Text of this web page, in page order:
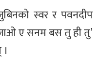
स्वर र पवनदीप
ए सनम बस तु ही तु’